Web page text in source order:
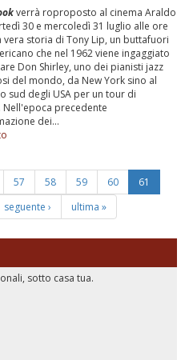
verrà roproposto al cinema Araldo
30 e mercoledì 31 luglio alle ore
vera storia di Tony Lip, un buttafuori
che nel 1962 viene ingaggiato
Don Shirley, uno dei pianisti jazz
del mondo, da New York sino al
sud degli USA per un tour di
Nell'epoca precedente
dei...
57 58 59 60
61
seguente › ultima »
sotto casa tua.